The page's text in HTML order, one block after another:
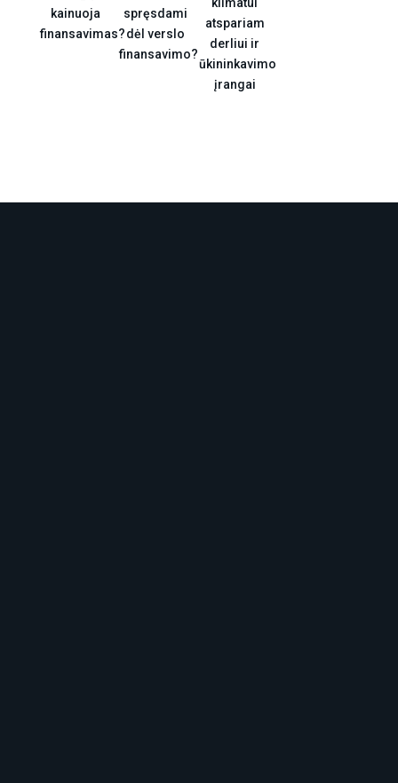
kainuoja
finansavimas?
spręsdami
dėl verslo
finansavimo?
atspariam
derliui ir
ūkininkavimo
įrangai